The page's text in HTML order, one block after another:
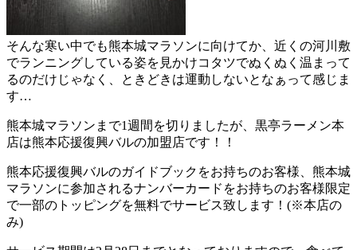
そんな寒い中でも熊本城マラソンに向けてか、近くの河川敷
でランニングしている姿を見かけコタツでぬくぬく温まって
るのだけじゃなく、ときどきは運動しないとなぁって感じま
す…
熊本城マラソンまで1週間を切りましたが、黒亭ラーメン本
店は熊本応援復興バルの加盟店です！！
熊本応援復興バルのガイドブックをお持ちのお客様、熊本城
マラソンに参加されるナンバーカードをお持ちのお客様限定
で一部のトッピングを無料でサービス致します！(※本店の
み)